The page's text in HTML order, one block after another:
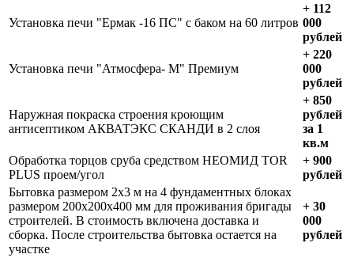
Установка печи "Ермак -16 ПС" с баком на 60 литров
+ 112
000
рублей
Установка печи "Атмосфера- М" Премиум
+ 220
000
рублей
Наружная покраска строения кроющим
антисептиком АКВАТЭКС СКАНДИ в 2 слоя
+ 850
рублей
за 1
кв.м
Обработка торцов сруба средством НЕОМИД TOR
PLUS проем/угол
+ 900
рублей
Бытовка размером 2х3 м на 4 фундаментных блоках
размером 200х200х400 мм для проживания бригады
строителей. В стоимость включена доставка и
сборка. После строительства бытовка остается на
участке
+ 30
000
рублей